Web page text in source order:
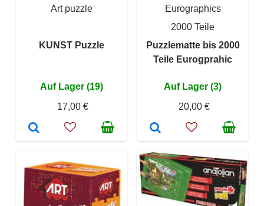
Art puzzle
KUNST Puzzle
Auf Lager (19)
17,00 €
Eurographics
2000 Teile
Puzzlematte bis 2000
Teile Eurogprahic
Auf Lager (3)
20,00 €